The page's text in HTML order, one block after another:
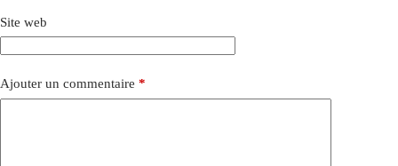
Site web
Ajouter un commentaire *